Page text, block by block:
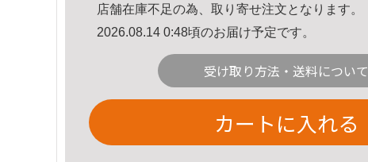
店舗在庫不足の為、取り寄せ注文となります。
2026.08.14 0:48頃のお届け予定です。
受け取り方法・送料について
カートに入れる